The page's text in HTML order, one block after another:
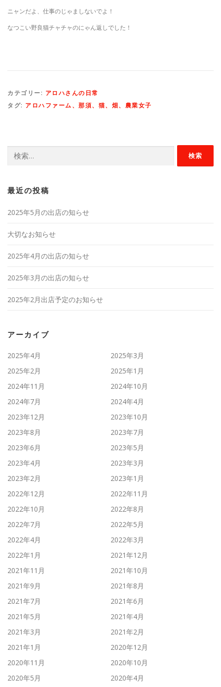
ニャンだよ、仕事のじゃましないでよ！
なつこい野良猫チャチャのにゃん返しでした！
カテゴリー: アロハさんの日常
タグ: アロハファーム、那須、猫、畑、農業女子
索:
最近の投稿
2025年5月の出店の知らせ
大切なお知らせ
2025年4月の出店の知らせ
2025年3月の出店の知らせ
2025年2月出店予定のお知らせ
アーカイブ
2025年4月
2025年3月
2025年2月
2025年1月
2024年11月
2024年10月
2024年7月
2024年4月
2023年12月
2023年10月
2023年8月
2023年7月
2023年6月
2023年5月
2023年4月
2023年3月
2023年2月
2023年1月
2022年12月
2022年11月
2022年10月
2022年8月
2022年7月
2022年5月
2022年4月
2022年3月
2022年1月
2021年12月
2021年11月
2021年10月
2021年9月
2021年8月
2021年7月
2021年6月
2021年5月
2021年4月
2021年3月
2021年2月
2021年1月
2020年12月
2020年11月
2020年10月
2020年5月
2020年4月